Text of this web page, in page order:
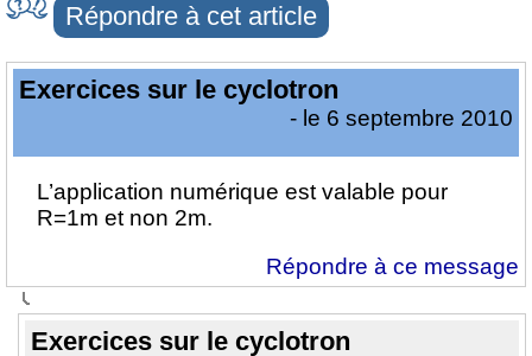
Répondre à cet article
Exercices sur le cyclotron
- le 6 septembre 2010
L’application numérique est valable pour
R=1m et non 2m.
Répondre à ce message
Exercices sur le cyclotron